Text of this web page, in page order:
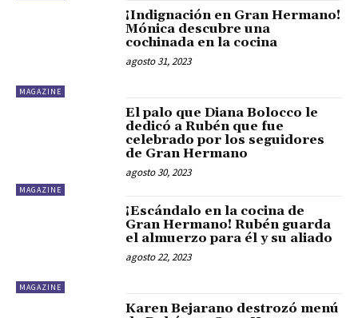
MAGAZINE
¡Indignación en Gran Hermano!
Mónica descubre una
cochinada en la cocina
agosto 31, 2023
MAGAZINE
El palo que Diana Bolocco le
dedicó a Rubén que fue
celebrado por los seguidores
de Gran Hermano
agosto 30, 2023
MAGAZINE
¡Escándalo en la cocina de
Gran Hermano! Rubén guarda
el almuerzo para él y su aliado
agosto 22, 2023
Karen Bejarano destrozó menú